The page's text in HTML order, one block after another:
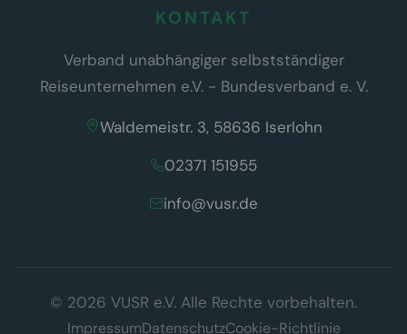
KONTAKT
Verband unabhängiger selbstständiger
Reiseunternehmen e.V. - Bundesverband e. V.
Waldemeistr. 3, 58636 Iserlohn
02371 151955
info@vusr.de
© 2026 VUSR e.V. Alle Rechte vorbehalten.
ImpressumDatenschutzCookie-Richtlinie
Diese Website verwendet ausschließlich technisch notwendige